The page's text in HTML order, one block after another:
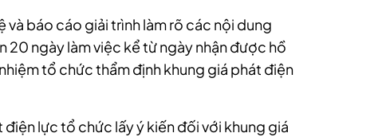
báo cáo giải trình làm rõ các nội dung
20 ngày làm việc kể từ ngày nhận được hồ
tổ chức thẩm định khung giá phát điện
lực tổ chức lấy ý kiến đối với khung giá